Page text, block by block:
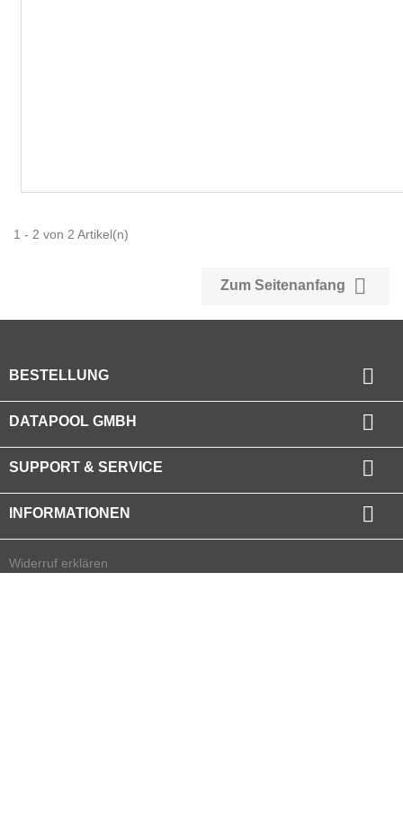
1 - 2 von 2 Artikel(n)
Zum Seitenanfang 
BESTELLUNG 
DATAPOOL GMBH 
SUPPORT & SERVICE 
INFORMATIONEN 
Widerruf erklären